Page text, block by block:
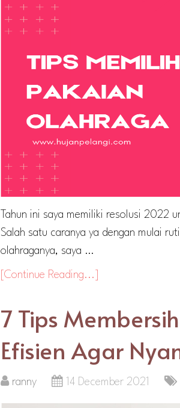
Tahun ini saya memiliki resolusi 2022
Salah satu caranya ya dengan mulai
olahraganya, saya …
[Continue Reading...]
7 Tips
Efisien Agar
ranny 14 December 2021